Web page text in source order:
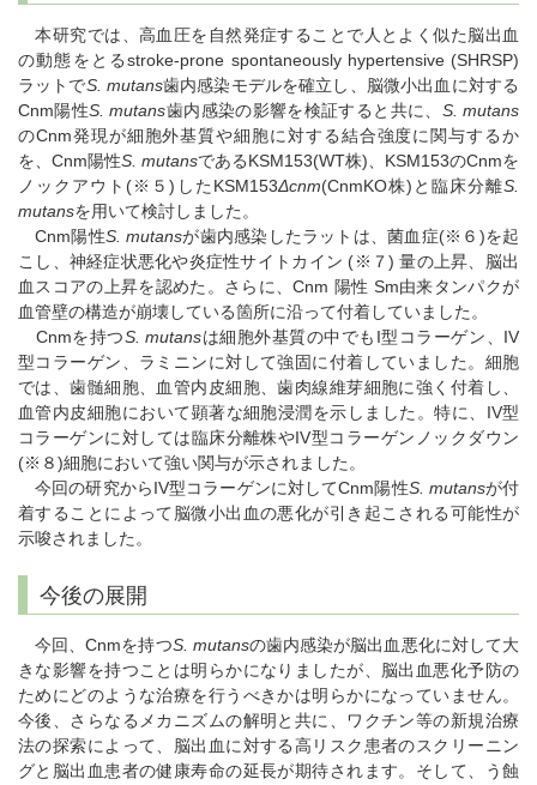
本研究では、高血圧を自然発症することで人とよく似た脳出血
の動態をとるstroke-prone spontaneously hypertensive (SHRSP)
ラットでS. mutans歯内感染モデルを確立し、脳微小出血に対する
Cnm陽性S. mutans歯内感染の影響を検証すると共に、 S. mutans
のCnm発現が細胞外基質や細胞に対する結合強度に関与するか
を、Cnm陽性S. mutansであるKSM153(WT株)、KSM153のCnmを
ノックアウト(※５)したKSM153Δcnm(CnmKO株)と臨床分離S.
mutansを用いて検討しました。
Cnm陽性S. mutansが歯内感染したラットは、菌血症(※６)を起
こし、神経症状悪化や炎症性サイトカイン (※７) 量の上昇、脳出
血スコアの上昇を認めた。さらに、Cnm 陽性 Sm由来タンパクが
血管壁の構造が崩壊している箇所に沿って付着していました。
Cnmを持つS. mutansは細胞外基質の中でもI型コラーゲン、IV
型コラーゲン、ラミニンに対して強固に付着していました。細胞
では、歯髄細胞、血管内皮細胞、歯肉線維芽細胞に強く付着し、
血管内皮細胞において顕著な細胞浸潤を示しました。特に、IV型
コラーゲンに対しては臨床分離株やIV型コラーゲンノックダウン
(※８)細胞において強い関与が示されました。
今回の研究からIV型コラーゲンに対してCnm陽性S. mutansが付
着することによって脳微小出血の悪化が引き起こされる可能性が
示唆されました。
今後の展開
今回、Cnmを持つS. mutansの歯内感染が脳出血悪化に対して大
きな影響を持つことは明らかになりましたが、脳出血悪化予防の
ためにどのような治療を行うべきかは明らかになっていません。
今後、さらなるメカニズムの解明と共に、ワクチン等の新規治療
法の探索によって、脳出血に対する高リスク患者のスクリーニン
グと脳出血患者の健康寿命の延長が期待されます。そして、う蝕